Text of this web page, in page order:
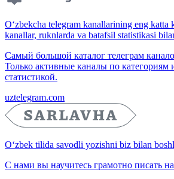
O‘zbekcha telegram kanallarining eng katta
kanallar, ruknlarda va batafsil statistikasi
Самый большой каталог телеграм
Только активные каналы по категориям
статистикой.
uztelegram.com
O‘zbek tilida savodli yozishni biz bilan
С нами вы научитесь грамотно писать